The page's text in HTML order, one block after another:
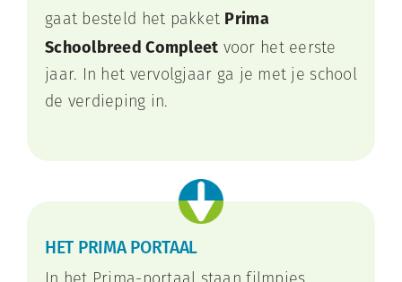
gaat besteld het pakket Prima
Schoolbreed Compleet voor het eerste
jaar. In het vervolgjaar ga je met je school
de verdieping in.
HET PRIMA PORTAAL